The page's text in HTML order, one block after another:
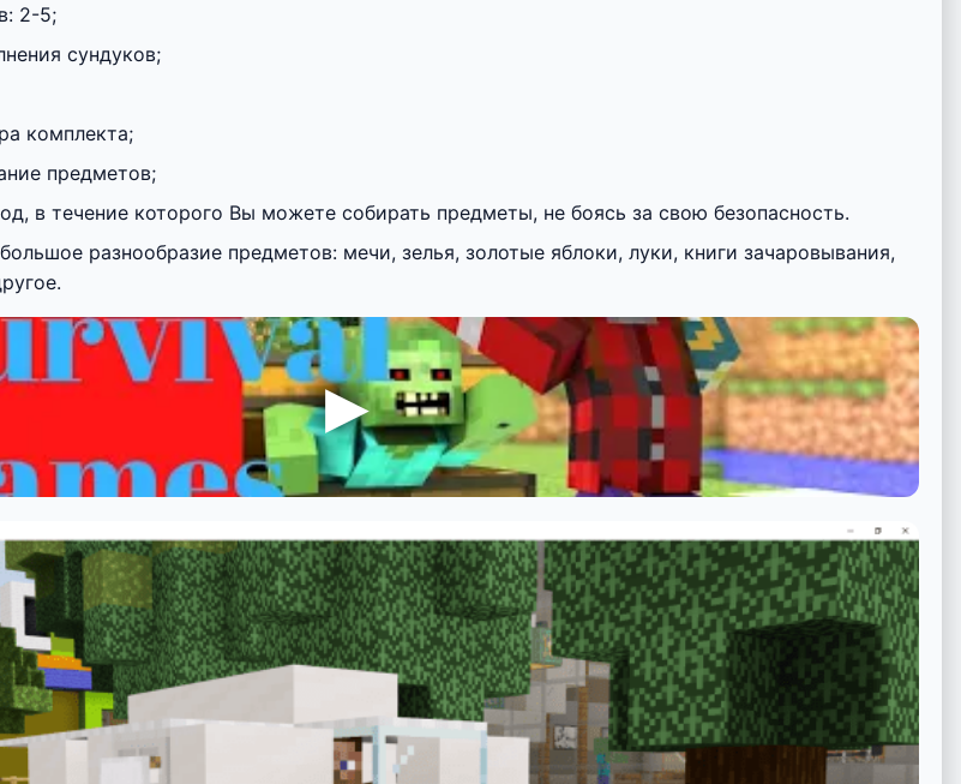
2-5;
сундуков;
комплекта;
предметов;
в течение которого Вы можете собирать предметы, не боясь за свою безопасность.
разнообразие предметов: мечи, зелья, золотые яблоки, луки, книги зачаровывания,